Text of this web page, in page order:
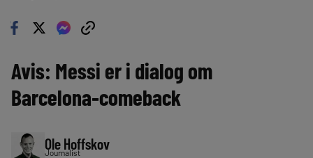
Avis: Messi er i dialog om
Barcelona-comeback
Ole Hoffskov
Journalist